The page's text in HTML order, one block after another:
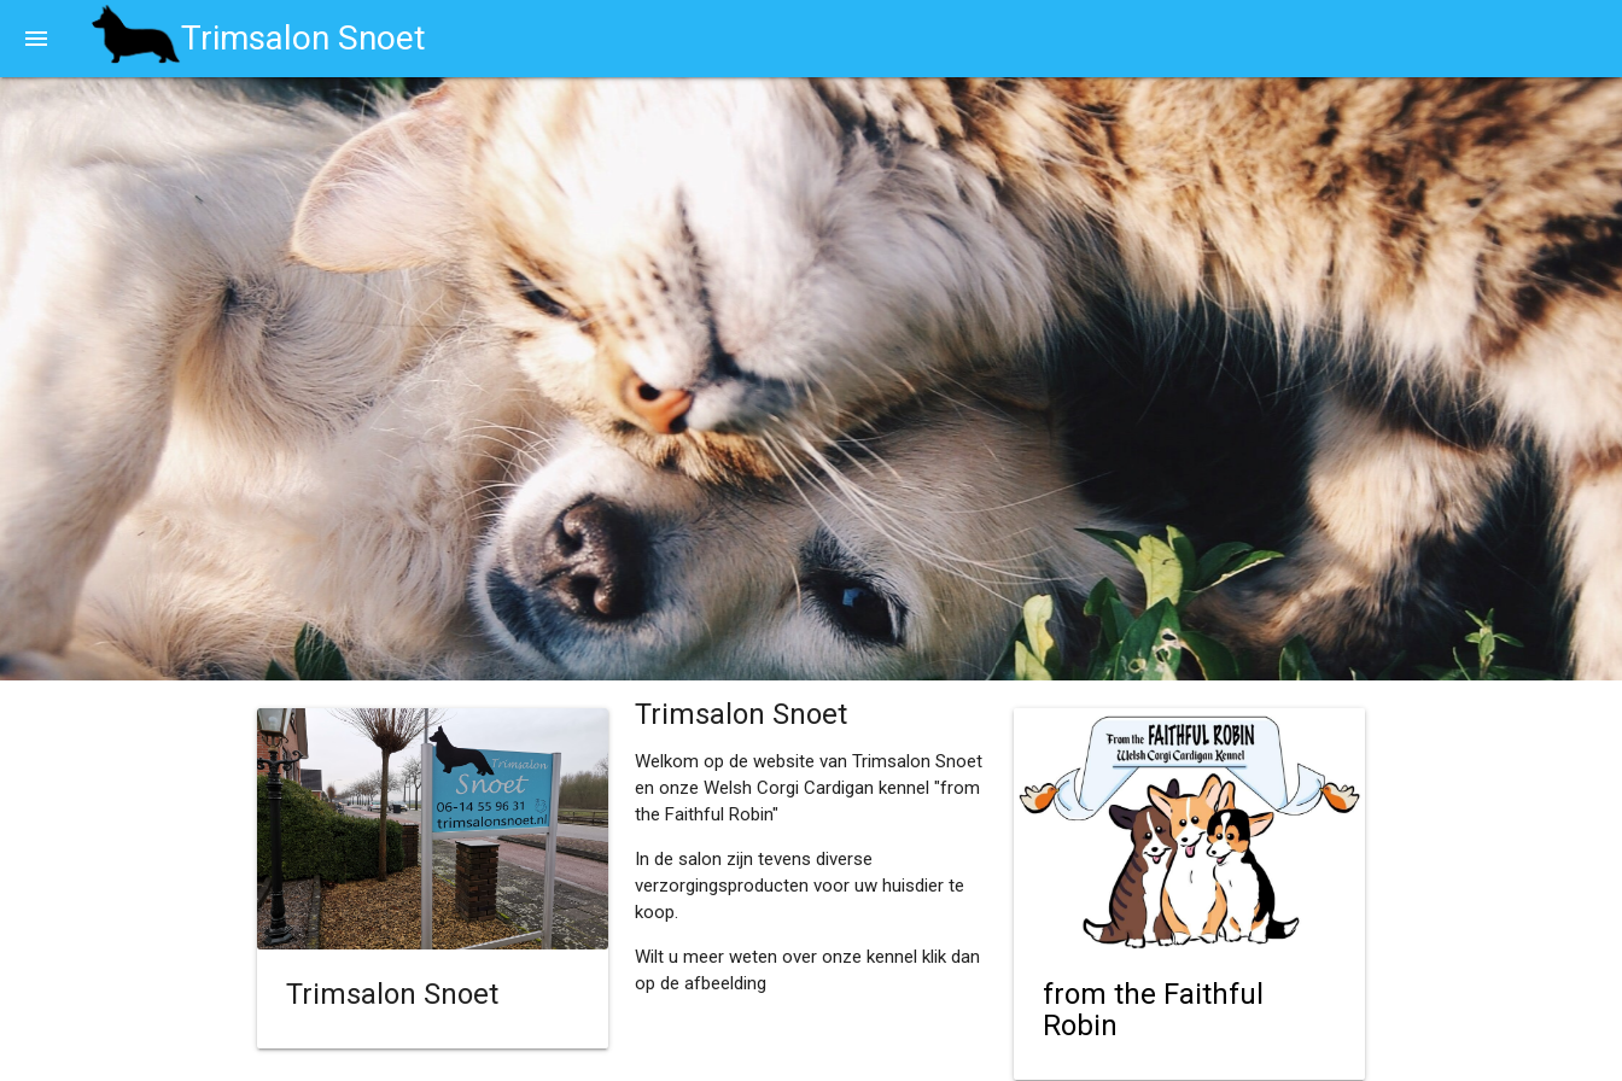
Trimsalon Snoet
menu
Trimsalon Snoet
Trimsalon Snoet
Welkom op de website van Trimsalon Snoet
en onze Welsh Corgi Cardigan kennel "from
the Faithful Robin"
In de salon zijn tevens diverse
verzorgingsproducten voor uw huisdier te
koop.
Wilt u meer weten over onze kennel klik dan
op de afbeelding
from the Faithful
Robin